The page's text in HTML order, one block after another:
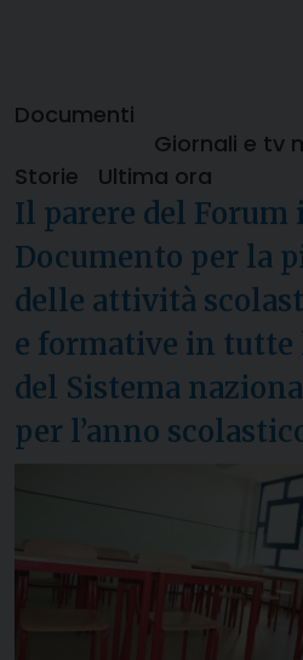
Documenti
Giornali e tv
Storie
Ultima ora
Il parere del
Documento per la
delle attività
e formative in
del Sistema
per l’anno